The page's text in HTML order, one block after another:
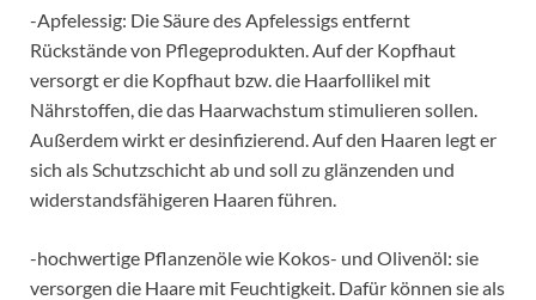
-Apfelessig: Die Säure des Apfelessigs entfernt
Rückstände von Pflegeprodukten. Auf der Kopfhaut
versorgt er die Kopfhaut bzw. die Haarfollikel mit
Nährstoffen, die das Haarwachstum stimulieren sollen.
Außerdem wirkt er desinfizierend. Auf den Haaren legt er
sich als Schutzschicht ab und soll zu glänzenden und
widerstandsfähigeren Haaren führen.
-hochwertige Pflanzenöle wie Kokos- und Olivenöl: sie
versorgen die Haare mit Feuchtigkeit. Dafür können sie als